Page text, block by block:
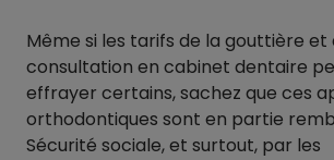
Même si les tarifs de la gouttière et
consultation en cabinet dentaire
effrayer certains, sachez que ces
orthodontiques sont en partie
Sécurité sociale, et surtout, par les